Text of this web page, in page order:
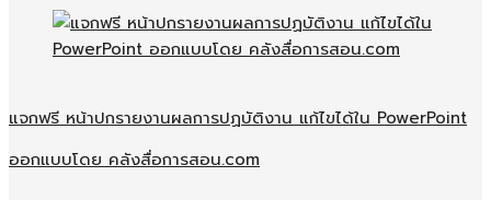
แจกฟรี หน้าปกรายงานผลการปฏบัติงาน แก้ไขได้ใน PowerPoint
ออกแบบโดย คลังสื่อการสอน.com